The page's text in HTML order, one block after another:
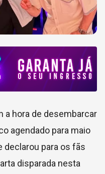
a hora de desembarcar
agendado para maio
declarou para os fãs
disparada nesta